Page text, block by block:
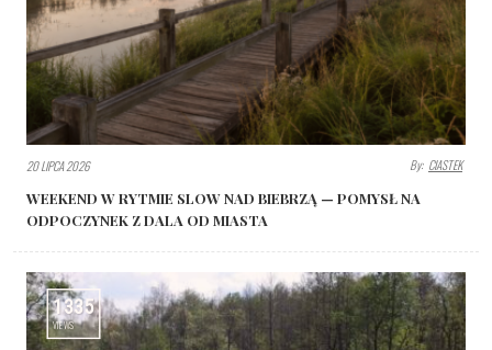
20 LIPCA 2026 By: CIASTEK
WEEKEND W RYTMIE SLOW NAD BIEBRZĄ — POMYSŁ NA
ODPOCZYNEK Z DALA OD MIASTA
1335
VIEWS